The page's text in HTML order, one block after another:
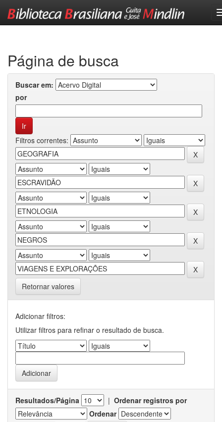
Página de busca
Buscar em:
por
Filtros correntes:
Retornar valores
Adicionar filtros:
Utilizar filtros para refinar o resultado de busca.
Resultados/Página | Ordenar registros por
Ordenar